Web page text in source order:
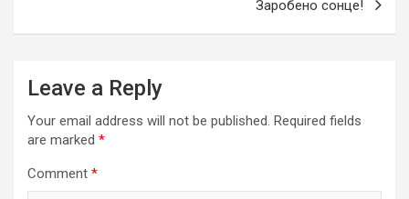
Заробено сонце!
Leave a Reply
Your email address will not be published. Required fields
are marked *
Comment *